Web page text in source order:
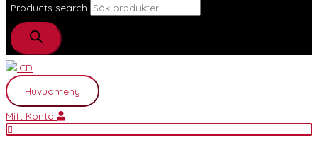
Products search
Huvudmeny
Mitt Konto